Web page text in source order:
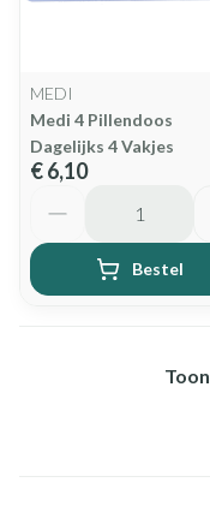
MEDI
Medi 4 Pillendoos
Dagelijks 4 Vakjes
€ 6,10
Bestel
Toon